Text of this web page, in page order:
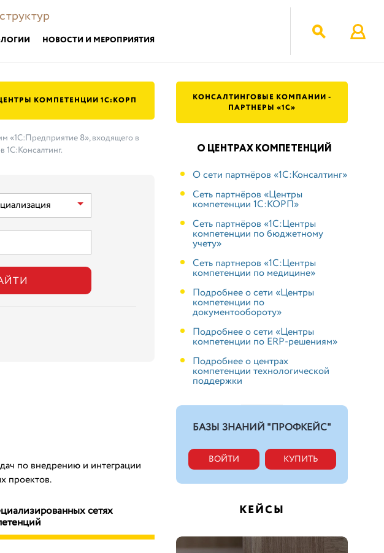
НОВОСТИ И МЕРОПРИЯТИЯ
КОМПЕТЕНЦИИ 1C:КОРП
«1С:Предприятие 8», входящего в
1С:Консалтинг.
по внедрению и интеграции
проектов.
сетях
КОНСАЛТИНГОВЫЕ КОМПАНИИ -
ПАРТНЕРЫ «1С»
О ЦЕНТРАХ КОМПЕТЕНЦИЙ
О сети партнёров «1С:Консалтинг»
Сеть партнёров «Центры
компетенции 1С:КОРП»
Cеть партнёров «1С:Центры
компетенции по бюджетному
учету»
Сеть партнеров «1С:Центры
компетенции по медицине»
Подробнее о сети «Центры
компетенции по
документообороту»
Подробнее о сети «Центры
компетенции по ERP-решениям»
Подробнее о центрах
компетенции технологической
поддержки
БАЗЫ ЗНАНИЙ "ПРОФКЕЙС"
ВОЙТИ КУПИТЬ
КЕЙСЫ